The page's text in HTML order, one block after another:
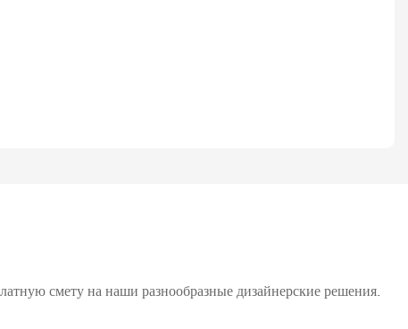
смету на наши разнообразные дизайнерские решения.